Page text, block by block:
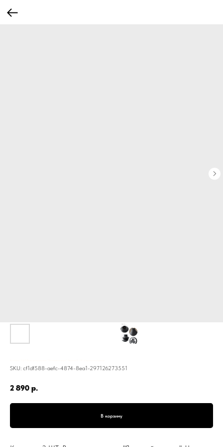
SKU: cf1df588-aefc-4874-8ea1-297126273551
2 890 р.
В корзину